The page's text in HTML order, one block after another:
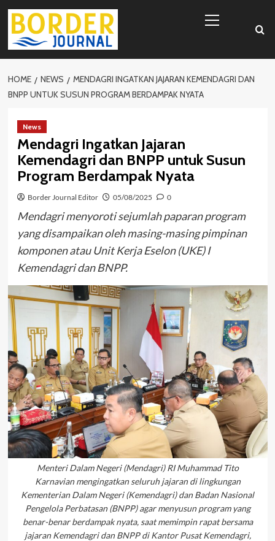
Skip
content
Menu
HOME NEWS
MENDAGRI INGATKAN JAJARAN KEMENDAGRI DAN
BNPP UNTUK SUSUN PROGRAM BERDAMPAK NYATA
News
Mendagri Ingatkan Jajaran
Kemendagri dan BNPP untuk Susun
Program Berdampak Nyata
Border Journal Editor 05/08/2025 0
Mendagri menyoroti sejumlah paparan program
yang disampaikan oleh masing-masing pimpinan
komponen atau Unit Kerja Eselon (UKE) I
Kemendagri dan BNPP.
Menteri Dalam Negeri (Mendagri) RI Muhammad Tito
Karnavian mengingatkan seluruh jajaran di lingkungan
Kementerian Dalam Negeri (Kemendagri) dan Badan Nasional
Pengelola Perbatasan (BNPP) agar menyusun program yang
benar-benar berdampak nyata, saat memimpin rapat bersama
jajaran Kemendagri dan BNPP di Kantor Pusat Kemendagri,